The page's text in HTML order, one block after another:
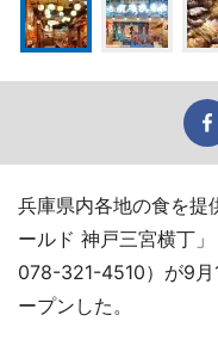
兵庫県内各地の食を提
ールド 神戸三宮横丁
078-321-4510）が9月
ープンした。